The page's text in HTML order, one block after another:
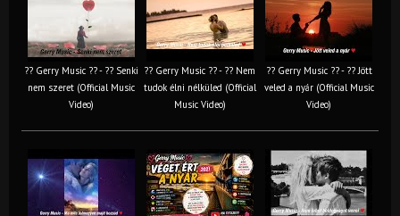
?? Gerry Music ?? - ?? Senki
nem szeret (Official Music
Video)
?? Gerry Music ?? - ?? Nem
tudok élni nélküled (Official
Music Video)
?? Gerry Music ?? - ?? Jött
veled a nyár (Official Music
Video)